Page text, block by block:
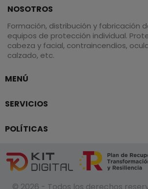
NOSOTROS
Formación, distribución y fabricación
equipos de protección individual.
cabeza y facial, contraincendios,
calzado, etc.
MENÚ
SERVICIOS
POLÍTICAS